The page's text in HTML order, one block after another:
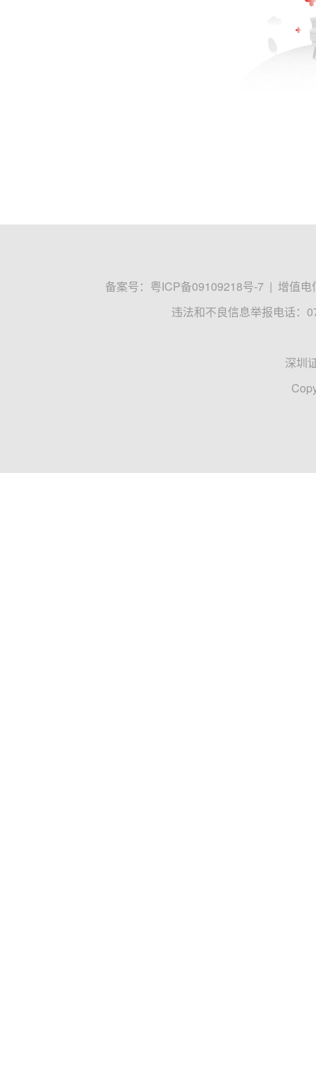
备案号： 粤ICP备09109218号-7 | 增值电
违法和不良信息举报电话：
深圳